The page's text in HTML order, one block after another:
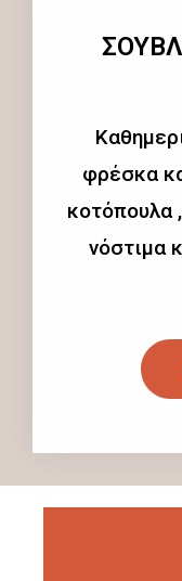
φρέσκα
κοτόπουλα
νόστιμα